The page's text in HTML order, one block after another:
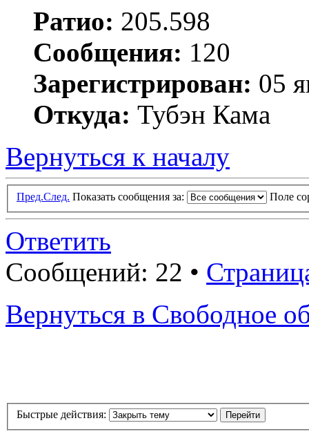
Ратио: 205.598
Сообщения: 120
Зарегистрирован: 05
Откуда: Тубэн Кама
Вернуться к началу
Пред.След. Показать сообщения за: Поле
Ответить
Сообщений: 22 •
Вернуться в Свободное
Быстрые действия: